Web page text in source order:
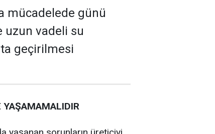
mücadelede günü
uzun vadeli su
geçirilmesi
YAŞAMAMALIDIR